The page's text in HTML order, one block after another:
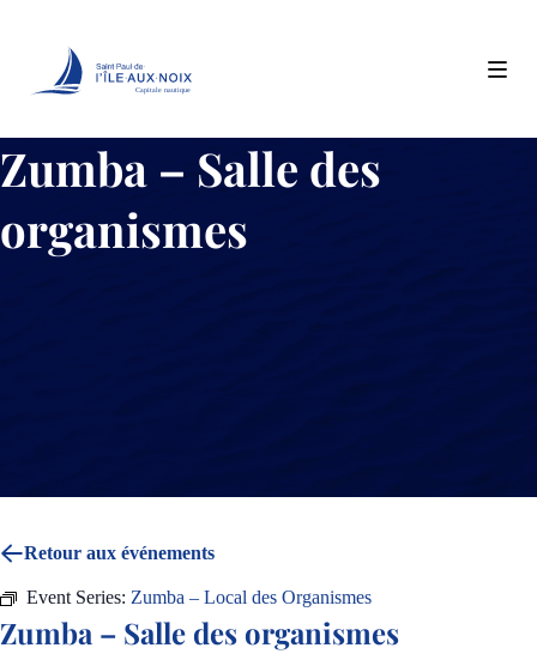
to
content
Capitale nautique
Zumba – Salle des
organismes
Retour aux événements
Event Series: Zumba – Local des Organismes
Zumba – Salle des organismes